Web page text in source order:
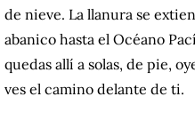
de nieve. La llanura se
abanico hasta el Océano
quedas allí a solas, de pie,
ves el camino delante de ti.